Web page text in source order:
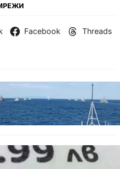
Facebook Threads
за българския флот
на годината
от етикетите: Търговците